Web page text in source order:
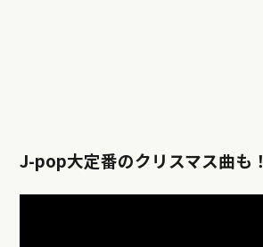
J-pop大定番のクリスマス曲も！